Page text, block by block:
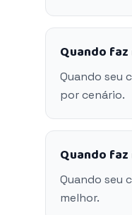
Quando
Quando seu
por cenário.
Quando
Quando seu
melhor.